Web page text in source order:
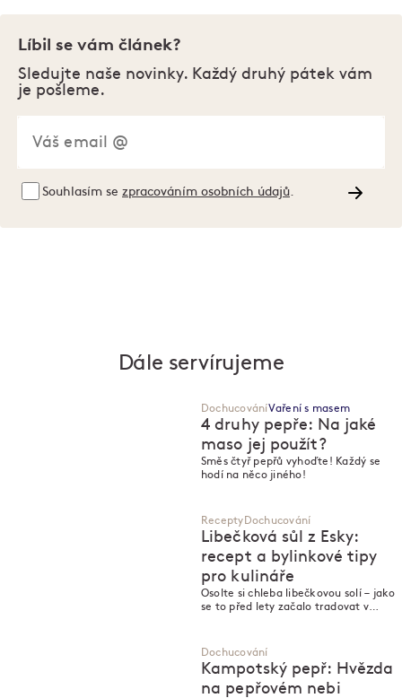
Líbil se vám článek?
Sledujte naše novinky. Každý druhý pátek vám
je pošleme.
Souhlasím se zpracováním osobních údajů
Dále servírujeme
DochucováníVaření s masem
4 druhy pepře: Na jaké
maso jej použít?
Směs čtyř pepřů vyhoďte! Každý se
hodí na něco jiného!
Recepty Dochucování
Libečková sůl z Esky:
recept a bylinkové tipy
pro kulináře
Osolte si chleba libečkovou solí – jako
se to před lety začalo tradovat v
Dochucování
Kampotský pepř: Hvězda
na pepřovém nebi